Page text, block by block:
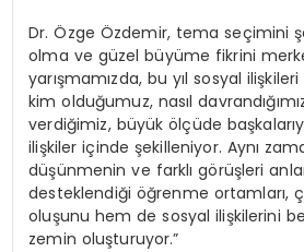
Dr. Özge Özdemir, tema seçimini
olma ve güzel büyüme fikrini
yarışmamızda, bu yıl sosyal
kim olduğumuz, nasıl
verdiğimiz, büyük ölçüde
ilişkiler içinde şekilleniyor. Aynı
düşünmenin ve farklı görüşleri
desteklendiği öğrenme ortamları,
oluşunu hem de sosyal ilişkilerini
zemin oluşturuyor.”